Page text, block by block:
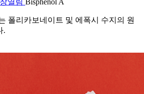
폴리카보네이트 및 에폭시 수지의 원
.